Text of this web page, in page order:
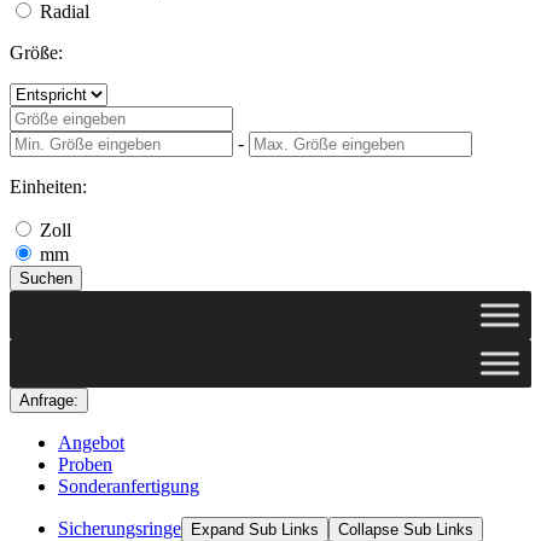
Radial
Größe:
-
Einheiten:
Zoll
mm
Suchen
Anfrage:
Angebot
Proben
Sonderanfertigung
Sicherungsringe Expand Sub Links Collapse Sub Links